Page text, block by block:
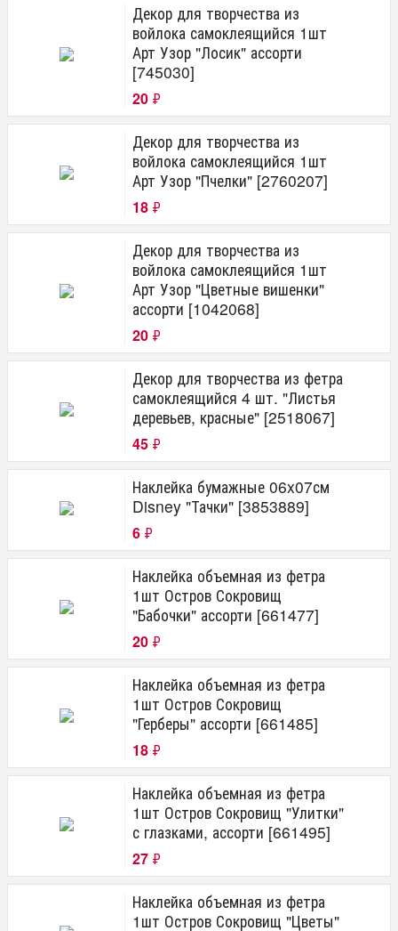
Декор для творчества из
войлока самоклеящийся 1шт
Арт Узор "Лосик" ассорти
[745030]
20 ₽
Декор для творчества из
войлока самоклеящийся 1шт
Арт Узор "Пчелки" [2760207]
18 ₽
Декор для творчества из
войлока самоклеящийся 1шт
Арт Узор "Цветные вишенки"
ассорти [1042068]
20 ₽
Декор для творчества из фетра
самоклеящийся 4 шт. "Листья
деревьев, красные" [2518067]
45 ₽
Наклейка бумажные 06x07см
Disney "Тачки" [3853889]
6 ₽
Наклейка объемная из фетра
1шт Остров Сокровищ
"Бабочки" ассорти [661477]
20 ₽
Наклейка объемная из фетра
1шт Остров Сокровищ
"Герберы" ассорти [661485]
18 ₽
Наклейка объемная из фетра
1шт Остров Сокровищ "Улитки"
с глазками, ассорти [661495]
27 ₽
Наклейка объемная из фетра
1шт Остров Сокровищ "Цветы"